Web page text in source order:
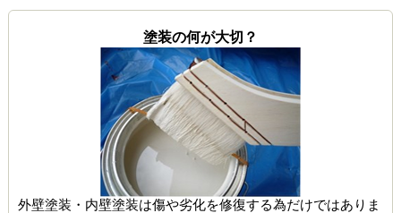
塗装の何が大切？
外壁塗装・内壁塗装は傷や劣化を修復する為だけではありま